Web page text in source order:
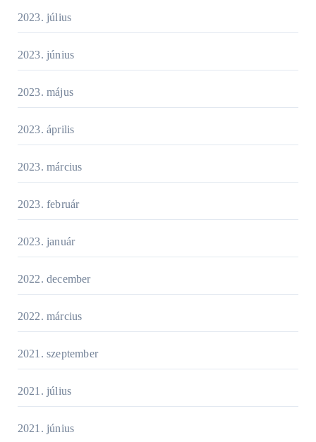
2023. július
2023. június
2023. május
2023. április
2023. március
2023. február
2023. január
2022. december
2022. március
2021. szeptember
2021. július
2021. június